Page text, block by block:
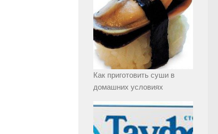
Как приготовить суши в
домашних условиях